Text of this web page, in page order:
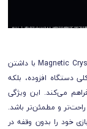
قاب شفاف مگ‌سیف iPhone 14 Pro ویوو مدل Magnetic Crystal Case با داشتن
دستگاه افزوده، بلکه
می‌کند. این ویژگی
و مطمئن‌تر باشد.
خود را بدون وقفه در